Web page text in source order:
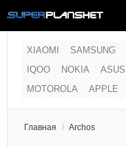
XIAOMI SAMSUNG
IQOO
NOKIA ASUS
MOTOROLA
APPLE
Главная / Archos